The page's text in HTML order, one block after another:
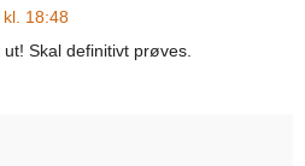
kl. 18:48
Skal definitivt prøves.